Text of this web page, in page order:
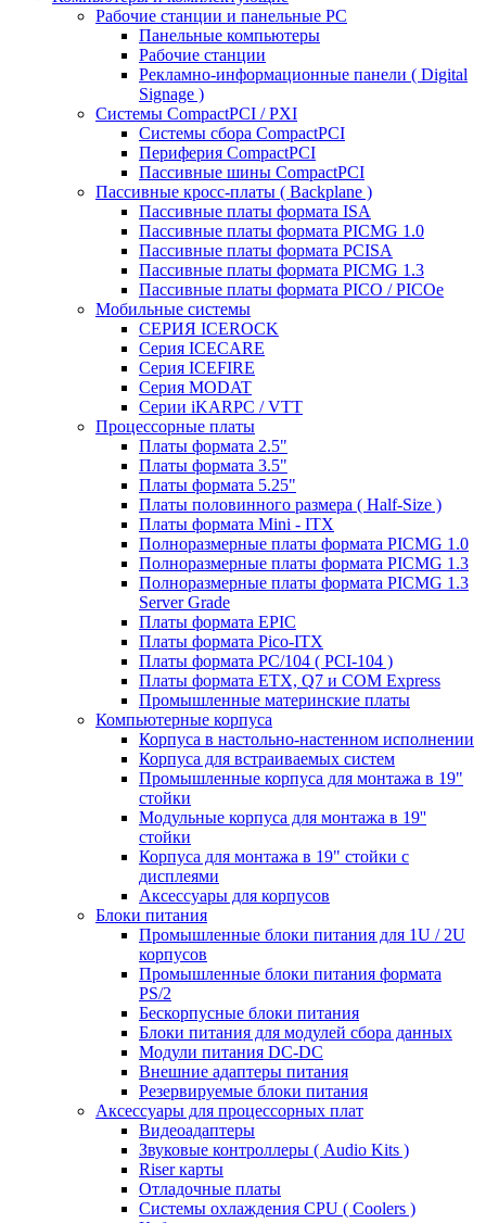
Рабочие станции и панельные РС
Панельные компьютеры
Рабочие станции
Рекламно-информационные панели ( Digital
Signage )
Системы CompactPCI / PXI
Системы сбора CompactPCI
Периферия CompactPCI
Пассивные шины CompactPCI
Пассивные кросс-платы ( Backplane )
Пассивные платы формата ISA
Пассивные платы формата PICMG 1.0
Пассивные платы формата PCISA
Пассивные платы формата PICMG 1.3
Пассивные платы формата PICO / PICOe
Мобильные системы
СЕРИЯ ICEROCK
Серия ICECARE
Серия ICEFIRE
Серия MODAT
Серии iKARPC / VTT
Процессорные платы
Платы формата 2.5"
Платы формата 3.5"
Платы формата 5.25"
Платы половинного размера ( Half-Size )
Платы формата Mini - ITX
Полноразмерные платы формата PICMG 1.0
Полноразмерные платы формата PICMG 1.3
Полноразмерные платы формата PICMG 1.3
Server Grade
Платы формата EPIC
Платы формата Pico-ITX
Платы формата PC/104 ( PCI-104 )
Платы формата ETX, Q7 и COM Express
Промышленные материнские платы
Компьютерные корпуса
Корпуса в настольно-настенном исполнении
Корпуса для встраиваемых систем
Промышленные корпуса для монтажа в 19"
стойки
Модульные корпуса для монтажа в 19''
стойки
Корпуса для монтажа в 19" стойки с
дисплеями
Аксессуары для корпусов
Блоки питания
Промышленные блоки питания для 1U / 2U
корпусов
Промышленные блоки питания формата
PS/2
Бескорпусные блоки питания
Блоки питания для модулей сбора данных
Модули питания DC-DC
Внешние адаптеры питания
Резервируемые блоки питания
Аксессуары для процессорных плат
Видеоадаптеры
Звуковые контроллеры ( Audio Kits )
Riser карты
Отладочные платы
Системы охлаждения CPU ( Coolers )